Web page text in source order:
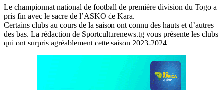
Le championnat national de football de première division du Togo a
pris fin avec le sacre de l’ASKO de Kara.
Certains clubs au cours de la saison ont connu des hauts et d’autres
des bas. La rédaction de Sportculturenews.tg vous présente les clubs
qui ont surpris agréablement cette saison 2023-2024.